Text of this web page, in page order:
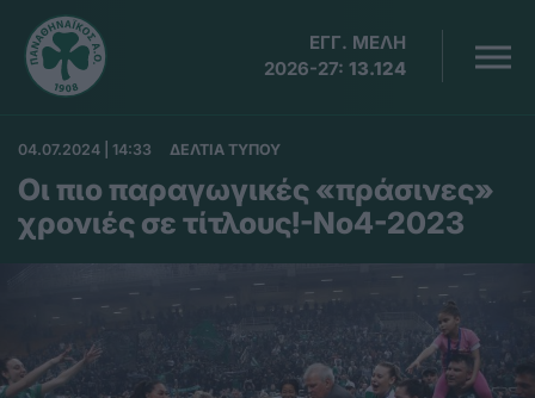
ΕΓΓ. ΜΕΛΗ
2026-27: 13.124
04.07.2024 | 14:33 ΔΕΛΤΙΑ ΤΥΠΟΥ
Οι πιο παραγωγικές «πράσινες»
χρονιές σε τίτλους!-No4-2023